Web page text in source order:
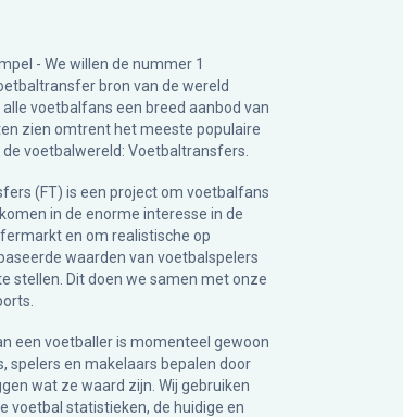
- We willen de nummer 1
bron van de wereld
voetbalfans een breed aanbod van
zien omtrent het meeste populaire
voetbalwereld: Voetbaltransfers.
(FT) is een project om voetbalfans
in de enorme interesse in de
en om realistische op
waarden van voetbalspelers
stellen. Dit doen we samen met onze
een voetballer is momenteel gewoon
spelers en makelaars bepalen door
wat ze waard zijn. Wij gebruiken
voetbal statistieken, de huidige en